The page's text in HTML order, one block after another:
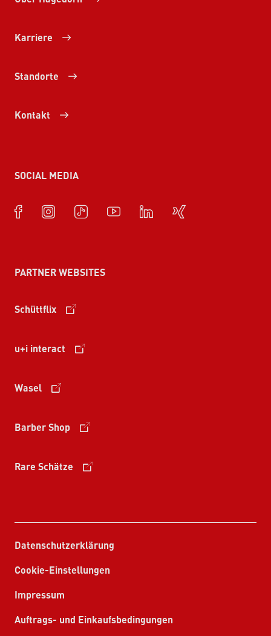
Karriere
Standorte
Kontakt
SOCIAL MEDIA
PARTNER WEBSITES
Schüttflix
u+i interact
Wasel
Barber Shop
Rare Schätze
Datenschutzerklärung
Cookie-Einstellungen
Impressum
Auftrags- und Einkaufsbedingungen